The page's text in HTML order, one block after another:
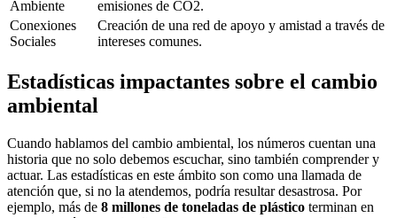
Ambiente
emisiones de CO2.
Conexiones
Sociales
Creación de una red de apoyo y amistad a través de
intereses comunes.
Estadísticas impactantes sobre el cambio
ambiental
Cuando hablamos del cambio ambiental, los números cuentan una
historia que no solo debemos escuchar, sino también comprender y
actuar. Las estadísticas en este ámbito son como una llamada de
atención que, si no la atendemos, podría resultar desastrosa. Por
ejemplo, más de 8 millones de toneladas de plástico terminan en